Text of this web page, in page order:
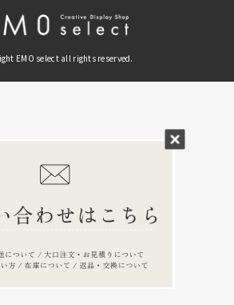
EMO select all rights reserved.